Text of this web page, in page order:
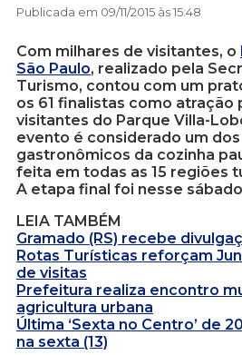
Publicada em 09/11/2015 às 15:48
Com milhares de visitantes, o
São Paulo, realizado pela
Turismo, contou com um
os 61 finalistas como atração
visitantes do Parque Villa-
evento é considerado um
gastronômicos da cozinha
feita em todas as 15 regiões
A etapa final foi nesse
LEIA TAMBÉM
Gramado (RS) recebe
Rotas Turísticas reforçam
de visitas
Prefeitura realiza encontro
agricultura urbana
Última ‘Sexta no Centro’ de
na sexta (13)